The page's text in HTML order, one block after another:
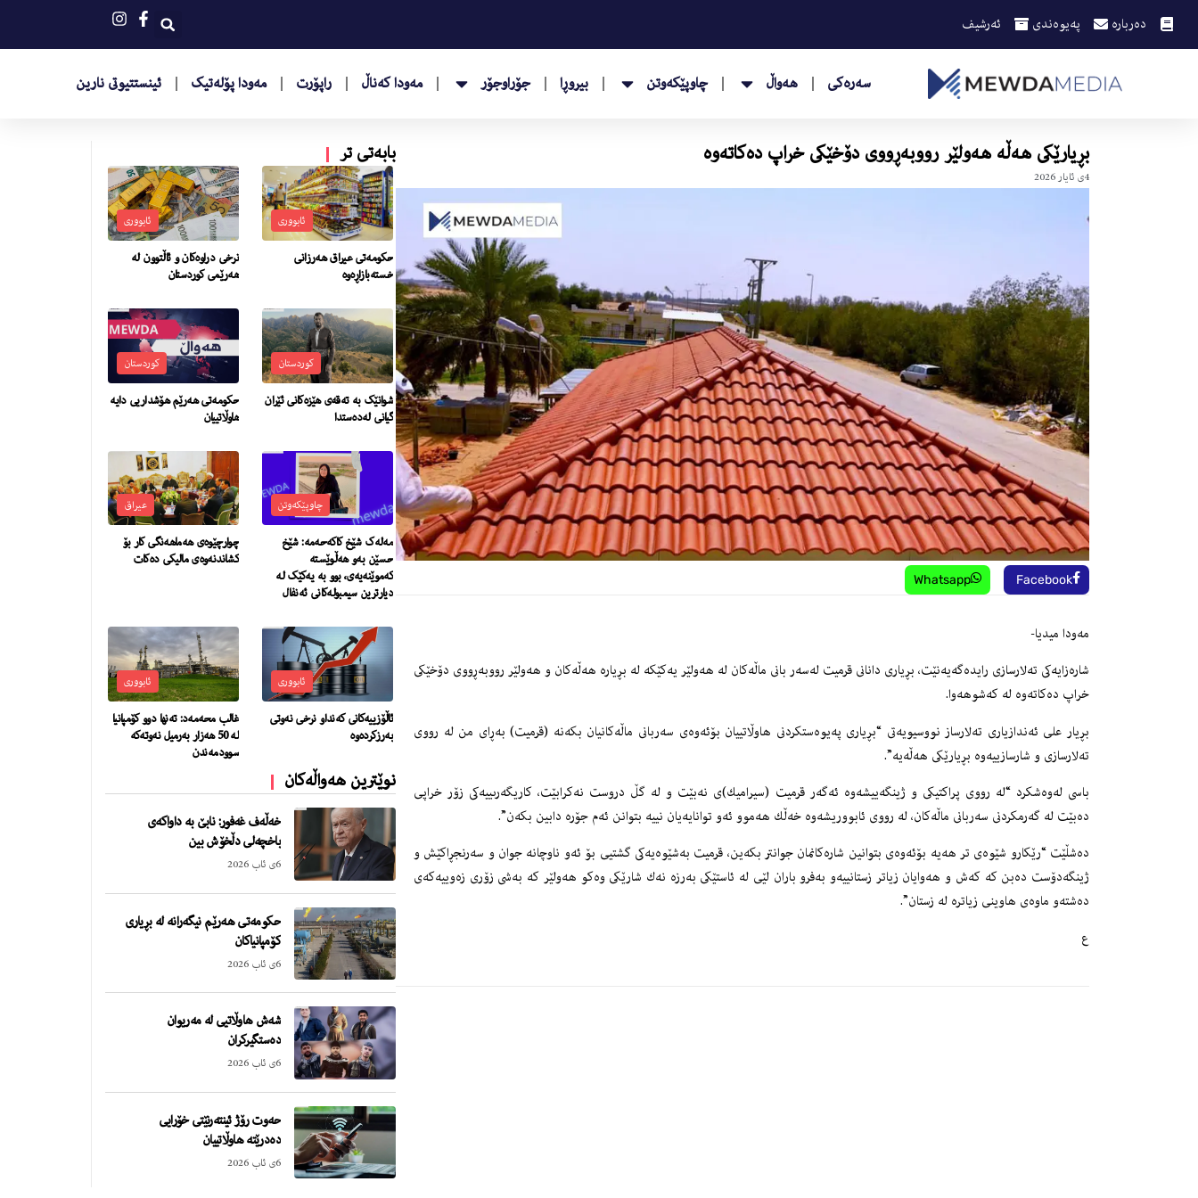
دەربارە پەیوەندی ئەرشیف
سەرەکی هەواڵ چاوپێکەوتن بیروڕا جۆراوجۆر مەودا کەناڵ راپۆرت مەودا پۆلەتیک ئینستتیوتى نارین
بڕیارێكى هه‌ڵه‌ هه‌ولێر رووبه‌ڕووى دۆخێكى خراپ ده‌كاته‌وه‌
4ی ئایار 2026
Facebook
Whatsapp
مه‌ودا میدیا-
شاره‌زایه‌كى ته‌لارسازی رایده‌گه‌یه‌نێت، بڕیاری دانانى قرمیت له‌سه‌ر بانى ماڵه‌كان له‌ هه‌ولێر یه‌كێكه‌ له‌ بڕیاره‌ هه‌ڵه‌كان و هه‌ولێر رووبه‌ڕووى دۆخێكى
خراپ ده‌كاته‌وه‌ له‌ كه‌شوهه‌وا.
بڕیار علی ئەندازیاری تەلارساز نووسیویه‌تى “بڕیارى په‌یوه‌ستكردنى هاوڵاتییان بۆئه‌وه‌ى سه‌ربانى ماڵه‌كانیان بكه‌نه‌ (قرمیت) به‌ڕاى من له‌ رووى
ته‌لارسازى و شارسازییه‌وه‌ بڕیارێكى هه‌ڵه‌یه‌”.
باسى له‌وه‌شكرد “له‌ رووى پراكتیكى و ژینگه‌ییشه‌وه‌ ئه‌گه‌ر قرمیت (سیرامیك)ى نه‌بێت و له‌ گڵ دروست نه‌كرابێت، كاریگه‌رىییه‌كى زۆر خراپى
ده‌بێت له‌ گه‌رمكردنى سه‌ربانى ماڵه‌كان، له‌ رووى ئابووریشه‌وه‌ خه‌ڵك هه‌موو ئه‌و توانایه‌یان نییه‌ بتوانن ئه‌م جۆره‌ دابین بكه‌ن”.
ده‌شڵێت “رێكارو شێوه‌ى تر هه‌یه‌ بۆئه‌وه‌ى بتوانین شاره‌كانمان جوانتر بكه‌ین، قرمیت به‌شێوه‌یه‌كى گشتیى بۆ ئه‌و ناوچانه‌ جوان و سه‌رنجڕاكێش و
ژینگه‌دۆست ده‌بن كه‌ كه‌ش و هه‌وایان زیاتر زستانییه‌و به‌فرو باران لێى له‌ ئاستێكى به‌رزه‌ نه‌ك شارێكى وه‌كو هه‌ولێر كه‌ به‌شى زۆرى زه‌وییه‌كه‌ى
ده‌شته‌و ماوه‌ى هاوینى زیاتره‌ له‌ زستان”.
ع
بابەتی تر
ئابووری
حکومەتی عیراق هەرزانی
خستەبازاڕەوە
ئابووری
نرخى دراوه‌كان و ئاڵتوون له‌
هه‌رێمى كوردستان
کوردستان
شوانێک بە تەقەی هێزەکانی ئێران
گیانی لەدەستدا
کوردستان
حكومه‌تى هه‌رێم هۆشداریی دایه‌
هاوڵاتییان
چاوپێکەوتن
مەلەک شێخ کاکەحەمە: شێخ
حسێن بەو هەڵوێستە
کەموێنەیەی، بوو بە یەکێک لە
دیارترین سیمبولەکانی ئەنفال
عیراق
چوارچێوەی هەماهەنگی كار بۆ
كشاندنەوەی مالیكی دەكات
ئابووری
ئاڵۆزییەکانی کەنداو نرخی نەوتی
بەرزکردەوە
ئابووری
غالب محەمەد: تەنها دوو کۆمپانیا
لە 50 هەزار بەرمیل نەوتەکە
سوودمەندن
نوێترین هەواڵەکان
خەڵەف غەفور: نابێ بە داواکەی
باخچەلی دڵخۆش بین
6ی ئاب 2026
حکومەتی هەرێم نیگەرانە لە بڕیاری
کۆمپانیاکان
6ی ئاب 2026
شەش هاوڵاتیی لە مەریوان
دەستگیرکران
6ی ئاب 2026
حەوت رۆژ ئینتەرنێتی خۆرایی
دەدرێتە هاوڵاتییان
6ی ئاب 2026